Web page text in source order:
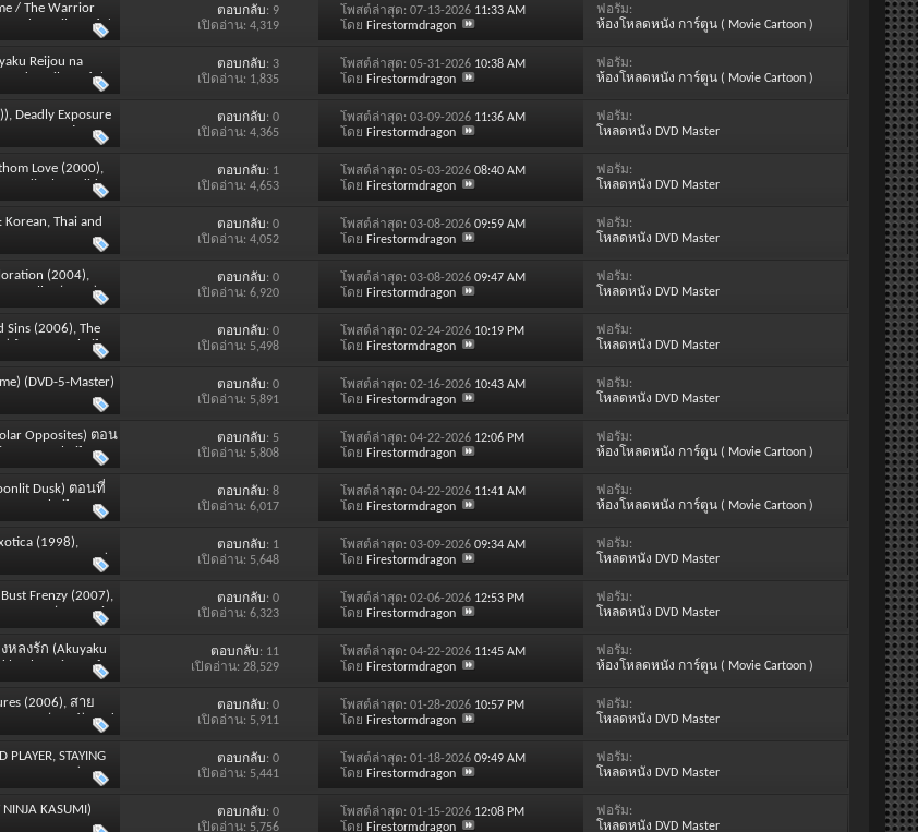
/ The Warrior
9th April 2026 /
ตอบกลับ: 9
เปิดอ่าน: 4,319
โพสต์ล่าสุด: 07-13-2026 11:33 AM
โดยFirestormdragon
ฟอรั่ม:
ห้องโหลดหนัง การ์ตูน ( Movie Cartoon )
Reijou na
3rd April 2026 /
ตอบกลับ: 3
เปิดอ่าน: 1,835
โพสต์ล่าสุด: 05-31-2026 10:38 AM
โดยFirestormdragon
ฟอรั่ม:
ห้องโหลดหนัง การ์ตูน ( Movie Cartoon )
Deadly Exposure
Attractions
ตอบกลับ: 0
เปิดอ่าน: 4,365
โพสต์ล่าสุด: 03-09-2026 11:36 AM
โดยFirestormdragon
ฟอรั่ม:
โหลดหนัง DVD Master
Love (2000),
Candidate
ตอบกลับ: 1
เปิดอ่าน: 4,653
โพสต์ล่าสุด: 05-03-202608:40 AM
โดยFirestormdragon
ฟอรั่ม:
โหลดหนัง DVD Master
Thai and
ตอบกลับ: 0
เปิดอ่าน: 4,052
โพสต์ล่าสุด: 03-08-202609:59 AM
โดยFirestormdragon
ฟอรั่ม:
โหลดหนัง DVD Master
(2004),
Cellar (2003),
ตอบกลับ: 0
เปิดอ่าน: 6,920
โพสต์ล่าสุด: 03-08-202609:47 AM
โดยFirestormdragon
ฟอรั่ม:
โหลดหนัง DVD Master
Sins (2006), The
[SOUND : Thai]
ตอบกลับ: 0
เปิดอ่าน: 5,498
โพสต์ล่าสุด: 02-24-2026 10:19 PM
โดยFirestormdragon
ฟอรั่ม:
โหลดหนัง DVD Master
(DVD-5-Master)
ตอบกลับ: 0
เปิดอ่าน: 5,891
โพสต์ล่าสุด: 02-16-2026 10:43 AM
โดยFirestormdragon
ฟอรั่ม:
โหลดหนัง DVD Master
Opposites) ตอน
: Thai]
ตอบกลับ: 5
เปิดอ่าน: 5,808
โพสต์ล่าสุด: 04-22-2026 12:06 PM
โดยFirestormdragon
ฟอรั่ม:
ห้องโหลดหนัง การ์ตูน ( Movie Cartoon )
Dusk) ตอนที่
: Thai]
ตอบกลับ: 8
เปิดอ่าน: 6,017
โพสต์ล่าสุด: 04-22-2026 11:41 AM
โดยFirestormdragon
ฟอรั่ม:
ห้องโหลดหนัง การ์ตูน ( Movie Cartoon )
(1998),
Sex Tapes 2002)
ตอบกลับ: 1
เปิดอ่าน: 5,648
โพสต์ล่าสุด: 03-09-202609:34 AM
โดยFirestormdragon
ฟอรั่ม:
โหลดหนัง DVD Master
Frenzy (2007),
รกพบ (Sex at First
ตอบกลับ: 0
เปิดอ่าน: 6,323
โพสต์ล่าสุด: 02-06-2026 12:53 PM
โดยFirestormdragon
ฟอรั่ม:
โหลดหนัง DVD Master
ลงรัก (Akuyaku
by the Prince of
2026)
ตอบกลับ: 11
เปิดอ่าน: 28,529
โพสต์ล่าสุด: 04-22-2026 11:45 AM
โดยFirestormdragon
ฟอรั่ม:
ห้องโหลดหนัง การ์ตูน ( Movie Cartoon )
(2006), สาย
Boxer (2006), and
ตอบกลับ: 0
เปิดอ่าน: 5,911
โพสต์ล่าสุด: 01-28-2026 10:57 PM
โดยFirestormdragon
ฟอรั่ม:
โหลดหนัง DVD Master
STAYING
5-Master)
ตอบกลับ: 0
เปิดอ่าน: 5,441
โพสต์ล่าสุด: 01-18-202609:49 AM
โดยFirestormdragon
ฟอรั่ม:
โหลดหนัง DVD Master
KASUMI)
ตอบกลับ: 0
เปิดอ่าน: 5,756
โพสต์ล่าสุด: 01-15-2026 12:08 PM
โดยFirestormdragon
ฟอรั่ม:
โหลดหนัง DVD Master